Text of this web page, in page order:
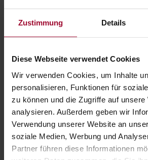
Zustimmung Details
Diese Webseite verwendet Cookies
Wir verwenden Cookies, um Inhalte
personalisieren, Funktionen für
zu können und die Zugriffe auf unsere
analysieren. Außerdem geben wir
Verwendung unserer Website an
soziale Medien, Werbung und
Partner führen diese Informationen
Anzahl: